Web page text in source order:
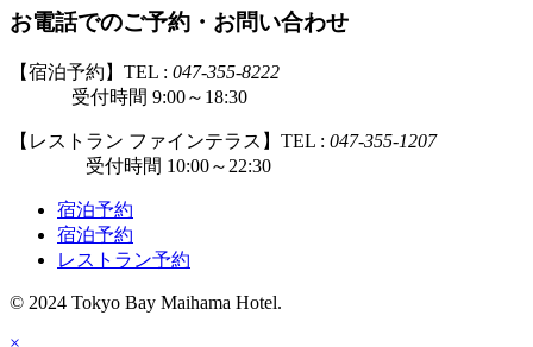
お電話でのご予約・お問い合わせ
【宿泊予約】TEL : 047-355-8222
受付時間 9:00～18:30
【レストラン ファインテラス】TEL : 047-355-1207
受付時間 10:00～22:30
宿泊予約
宿泊予約
レストラン予約
© 2024 Tokyo Bay Maihama Hotel.
×